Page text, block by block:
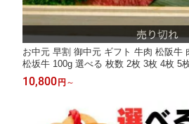
お中元 早割 御中元 ギフト 牛肉 松阪牛
松坂牛 100g 選べる 枚数 2枚 3枚 4枚 5
送料無料 誕生日 人気 通販 和牛 セット
し お取り寄せグルメ
10,800円 ～